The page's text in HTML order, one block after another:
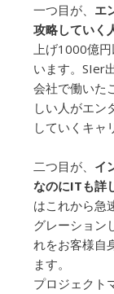
一つ目が、 エ
攻略していく
上げ1000億
います。SIer
会社で働いた
しい人がエン
していくキャ
二つ目が、 イ
なのにITも詳
はこれから急
グレーション
れをお客様自
ます。
プロジェクト